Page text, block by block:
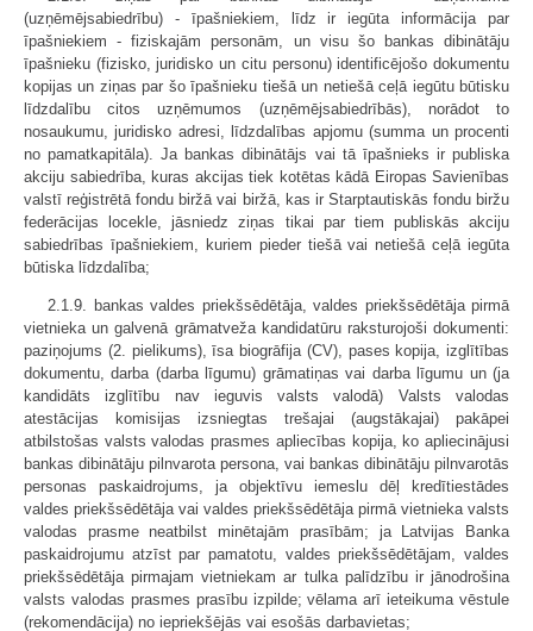
(uzņēmējsabiedrību) - īpašniekiem, līdz ir iegūta informācija par
īpašniekiem - fiziskajām personām, un visu šo bankas dibinātāju
īpašnieku (fizisko, juridisko un citu personu) identificējošo dokumentu
kopijas un ziņas par šo īpašnieku tiešā un netiešā ceļā iegūtu būtisku
līdzdalību citos uzņēmumos (uzņēmējsabiedrībās), norādot to
nosaukumu, juridisko adresi, līdzdalības apjomu (summa un procenti
no pamatkapitāla). Ja bankas dibinātājs vai tā īpašnieks ir publiska
akciju sabiedrība, kuras akcijas tiek kotētas kādā Eiropas Savienības
valstī reģistrētā fondu biržā vai biržā, kas ir Starptautiskās fondu biržu
federācijas locekle, jāsniedz ziņas tikai par tiem publiskās akciju
sabiedrības īpašniekiem, kuriem pieder tiešā vai netiešā ceļā iegūta
būtiska līdzdalība;
2.1.9. bankas valdes priekšsēdētāja, valdes priekšsēdētāja pirmā
vietnieka un galvenā grāmatveža kandidatūru raksturojoši dokumenti:
paziņojums (2. pielikums), īsa biogrāfija (CV), pases kopija, izglītības
dokumentu, darba (darba līgumu) grāmatiņas vai darba līgumu un (ja
kandidāts izglītību nav ieguvis valsts valodā) Valsts valodas
atestācijas komisijas izsniegtas trešajai (augstākajai) pakāpei
atbilstošas valsts valodas prasmes apliecības kopija, ko apliecinājusi
bankas dibinātāju pilnvarota persona, vai bankas dibinātāju pilnvarotās
personas paskaidrojums, ja objektīvu iemeslu dēļ kredītiestādes
valdes priekšsēdētāja vai valdes priekšsēdētāja pirmā vietnieka valsts
valodas prasme neatbilst minētajām prasībām; ja Latvijas Banka
paskaidrojumu atzīst par pamatotu, valdes priekšsēdētājam, valdes
priekšsēdētāja pirmajam vietniekam ar tulka palīdzību ir jānodrošina
valsts valodas prasmes prasību izpilde; vēlama arī ieteikuma vēstule
(rekomendācija) no iepriekšējās vai esošās darbavietas;